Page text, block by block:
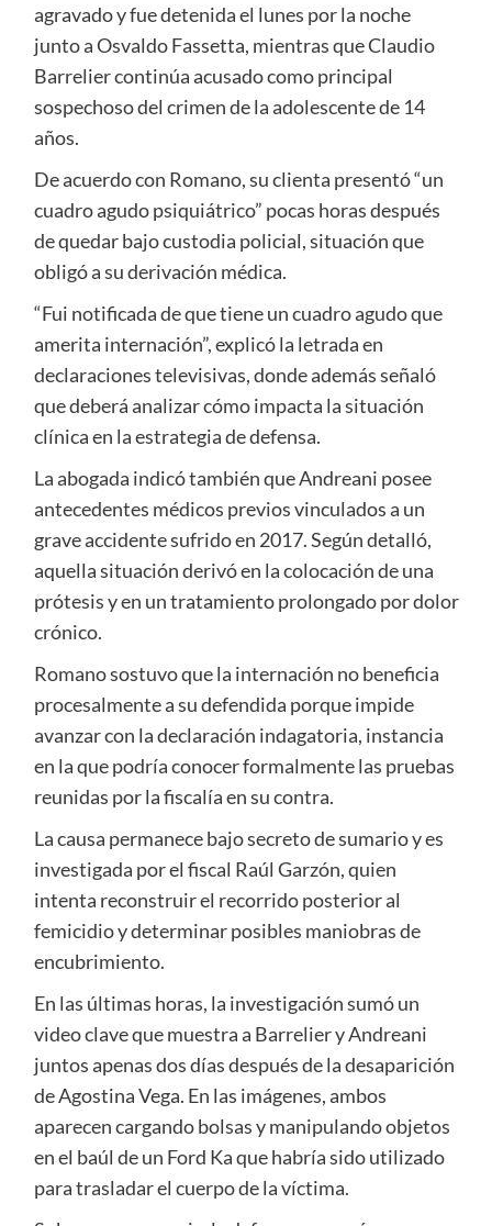
agravado y fue detenida el lunes por la noche
junto a Osvaldo Fassetta, mientras que Claudio
Barrelier continúa acusado como principal
sospechoso del crimen de la adolescente de 14
años.
De acuerdo con Romano, su clienta presentó “un
cuadro agudo psiquiátrico” pocas horas después
de quedar bajo custodia policial, situación que
obligó a su derivación médica.
“Fui notificada de que tiene un cuadro agudo que
amerita internación”, explicó la letrada en
declaraciones televisivas, donde además señaló
que deberá analizar cómo impacta la situación
clínica en la estrategia de defensa.
La abogada indicó también que Andreani posee
antecedentes médicos previos vinculados a un
grave accidente sufrido en 2017. Según detalló,
aquella situación derivó en la colocación de una
prótesis y en un tratamiento prolongado por dolor
crónico.
Romano sostuvo que la internación no beneficia
procesalmente a su defendida porque impide
avanzar con la declaración indagatoria, instancia
en la que podría conocer formalmente las pruebas
reunidas por la fiscalía en su contra.
La causa permanece bajo secreto de sumario y es
investigada por el fiscal Raúl Garzón, quien
intenta reconstruir el recorrido posterior al
femicidio y determinar posibles maniobras de
encubrimiento.
En las últimas horas, la investigación sumó un
video clave que muestra a Barrelier y Andreani
juntos apenas dos días después de la desaparición
de Agostina Vega. En las imágenes, ambos
aparecen cargando bolsas y manipulando objetos
en el baúl de un Ford Ka que habría sido utilizado
para trasladar el cuerpo de la víctima.